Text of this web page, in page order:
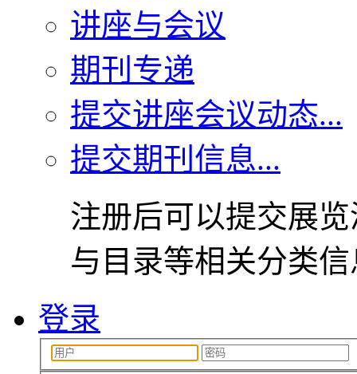
讲座与会议
期刊专递
提交讲座会议动态...
提交期刊信息...
注册后可以提交展
与目录等相关分类
登录